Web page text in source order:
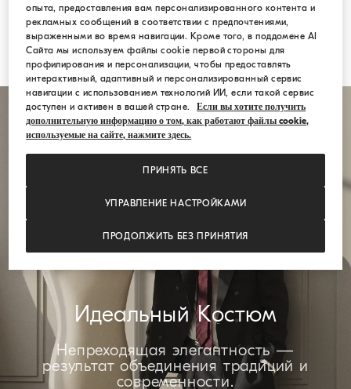
Идеальный Костюм
Непреходящая элегантность —
результат объединения традиций и
современности.
опыта, предоставления вам персонализированного контента и
рекламных сообщений в соответствии с предпочтениями,
выраженными во время навигации. Кроме того, в поддомене AI
Сайта мы используем файлы cookie первой стороны для
профилирования и персонализации, чтобы предоставлять
интерактивный, адаптивный и персонализированный сервис
навигации с использованием технологий ИИ, если такой сервис
доступен и активен в вашей стране.
Если вы хотите получить
дополнительную информацию о том, как работают файлы cookie,
используемые на сайте, нажмите здесь.
УПРАВЛЕНИЕ НАСТРОЙКАМИ
ПРОДОЛЖИТЬ БЕЗ ПРИНЯТИЯ
ПРИНЯТЬ ВСЕ